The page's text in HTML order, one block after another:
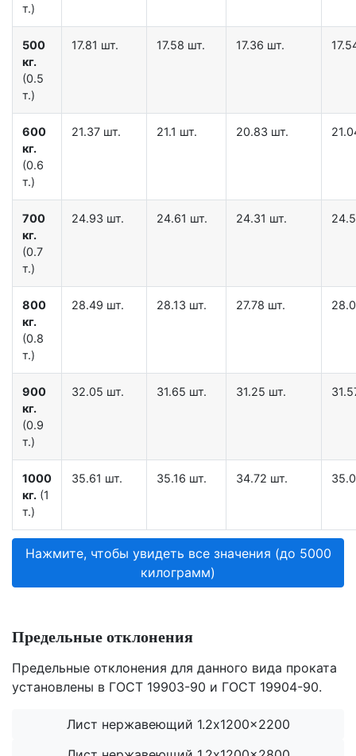
т.)
500
кг.
(0.5
т.)
17.81 шт. 17.58 шт. 17.36 шт.
600
кг.
(0.6
т.)
21.37 шт. 21.1 шт. 20.83 шт.
700
кг.
(0.7
т.)
24.93 шт. 24.61 шт. 24.31 шт.
800
кг.
(0.8
т.)
28.49 шт. 28.13 шт. 27.78 шт.
900
кг.
(0.9
т.)
32.05 шт. 31.65 шт. 31.25 шт.
1000
кг. (1
т.)
35.61 шт. 35.16 шт. 34.72 шт.
Нажмите, чтобы увидеть все значения (до 5000
килограмм)
Предельные отклонения
Предельные отклонения для данного вида проката
установлены в ГОСТ 19903-90 и ГОСТ 19904-90.
Лист нержавеющий 1.2x1200x2200